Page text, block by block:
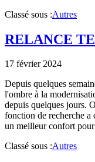
Classé sous :Autres
RELANCE
17 février 2024
Depuis quelques
l'ombre à la
depuis quelques jours.
fonction de recherche a
un meilleur confort
Classé sous :Autres